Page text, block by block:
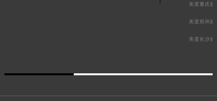
美度重庆服
美度郑州服
美度长沙服